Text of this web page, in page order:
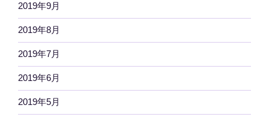
2019年9月
2019年8月
2019年7月
2019年6月
2019年5月